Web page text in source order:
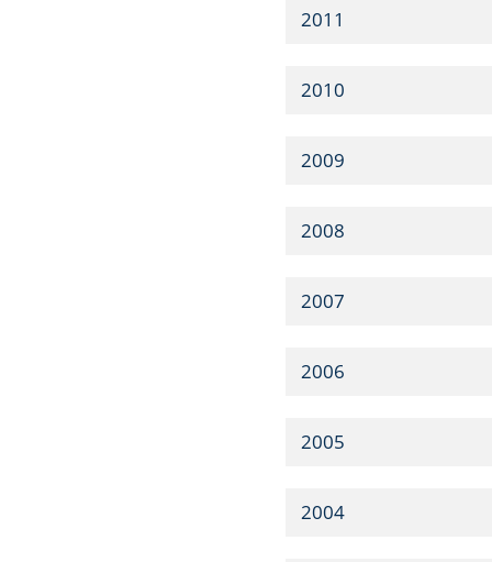
2011
2010
2009
2008
2007
2006
2005
2004